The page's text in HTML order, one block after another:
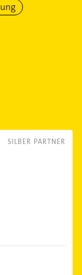
SILBER PARTNER